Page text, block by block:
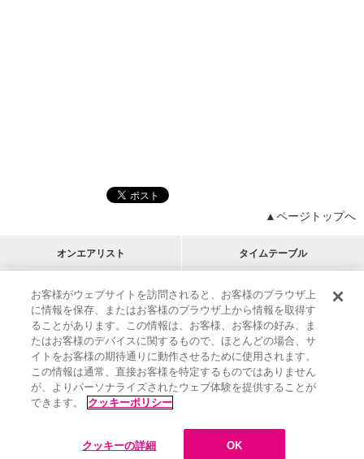
▲ページトップへ
オンエアリスト タイムテーブル
プログラムリスト チャート
アーティストリスト
M-ON!
RECOMMEND
リクエスト
インフォメーション | プレゼント&ご招待
MUSIC ON! TV（エムオン!）とは？ | サポート
サイト案内
| エムオン!友の会 | クッキーの詳細
お客様がウェブサイトを訪問されると、お客様のブラウザ上
に情報を保存、またはお客様のブラウザ上から情報を取得す
ることがあります。この情報は、お客様、お客様の好み、ま
たはお客様のデバイスに関するもので、ほとんどの場合、サ
イトをお客様の期待通りに動作させるために使用されます。
この情報は通常、直接お客様を特定するものではありません
が、よりパーソナライズされたウェブ体験を提供することが
できます。
クッキーポリシー
クッキーの詳細 OK